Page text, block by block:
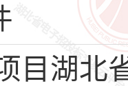
目湖北